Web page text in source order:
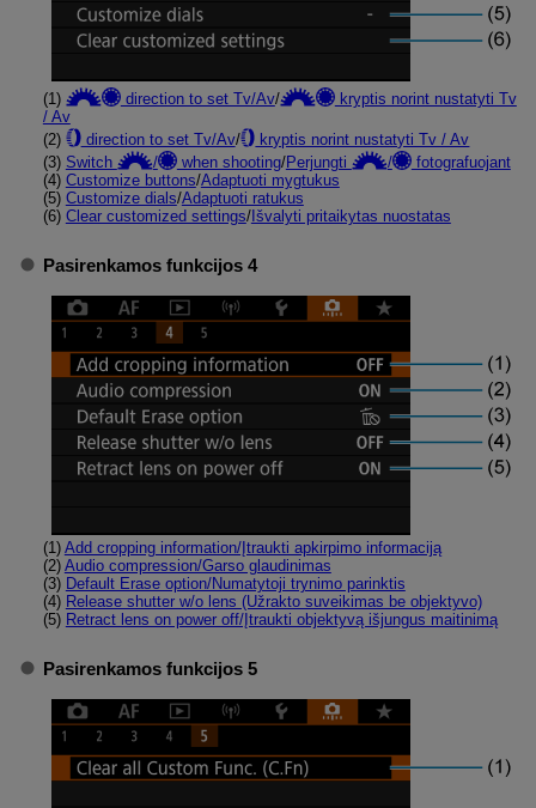
(1) direction to set Tv/Av/
kryptis norint nustatyti Tv
/ Av
(2)
direction to set Tv/Av/
kryptis norint nustatyti Tv / Av
(3) Switch / when shooting/Perjungti /
fotografuojant
(4) Customize buttons/Adaptuoti mygtukus
(5) Customize dials/Adaptuoti ratukus
(6) Clear customized settings/Išvalyti pritaikytas nuostatas
Pasirenkamos funkcijos 4
(1) Add cropping information/Įtraukti apkirpimo informaciją
(2) Audio compression/Garso glaudinimas
(3) Default Erase option/Numatytoji trynimo parinktis
(4) Release shutter w/o lens (Užrakto suveikimas be objektyvo)
(5) Retract lens on power off/Įtraukti objektyvą išjungus maitinimą
Pasirenkamos funkcijos 5